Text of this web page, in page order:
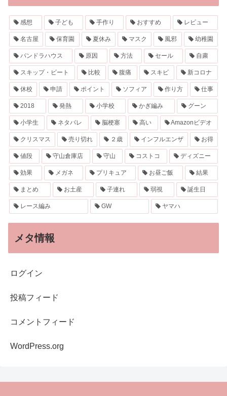
感想 子ども 手作り おすすめ レビュー
名古屋 保育園 夏休み マスク 風邪 幼稚園
パンドラハウス 原因 方法 セール 自粛
スキップ・ビート 比較 腹痛 スキビ 新コロナ
休校 申請 ポイント ソフィア 作り方 仕事
2018 発熱 小学校 かぎ編み グーン
小学生 ネタバレ 脳梗塞 高い Amazonビデオ
クリスマス 売り切れ ２歳 インフルエンザ お得
値段 守山倉庫店 守山 コストコ ディズニー
効果 メガネ プリキュア お昼ご飯 結果
まとめ お土産 子連れ 弱視 誕生日
レース編み GW ヤマハ
メタ情報
ログイン
投稿フィード
コメントフィード
WordPress.org